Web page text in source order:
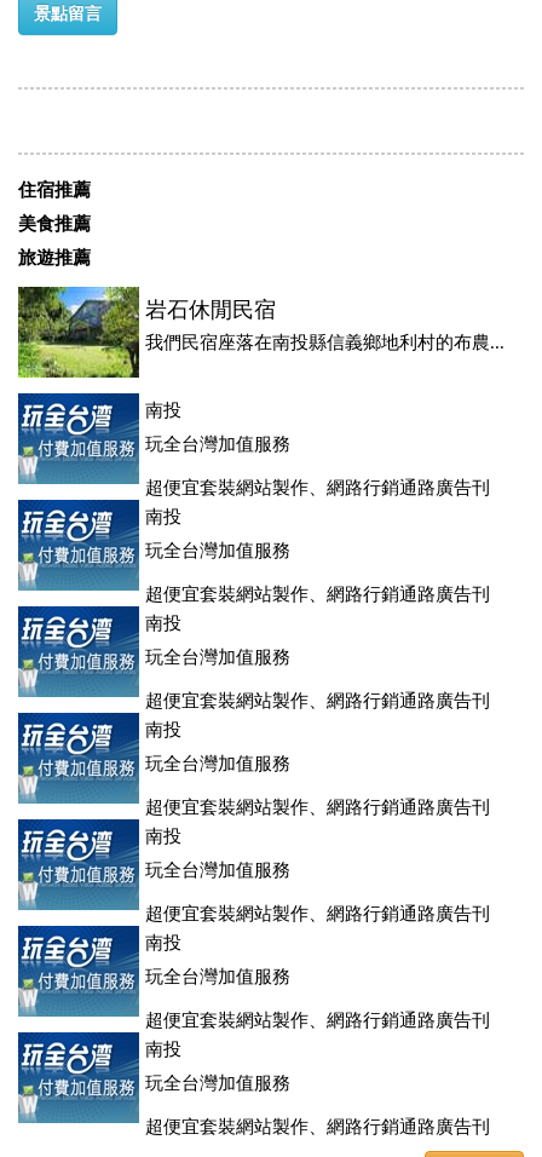
景點留言
住宿推薦
美食推薦
旅遊推薦
岩石休閒民宿
我們民宿座落在南投縣信義鄉地利村的布農...
南投
玩全台灣加值服務
超便宜套裝網站製作、網路行銷通路廣告刊
登、訂房系統、客房委託旅行社銷售，全面優惠中....
南投
玩全台灣加值服務
超便宜套裝網站製作、網路行銷通路廣告刊
登、訂房系統、客房委託旅行社銷售，全面優惠中....
南投
玩全台灣加值服務
超便宜套裝網站製作、網路行銷通路廣告刊
登、訂房系統、客房委託旅行社銷售，全面優惠中....
南投
玩全台灣加值服務
超便宜套裝網站製作、網路行銷通路廣告刊
登、訂房系統、客房委託旅行社銷售，全面優惠中....
南投
玩全台灣加值服務
超便宜套裝網站製作、網路行銷通路廣告刊
登、訂房系統、客房委託旅行社銷售，全面優惠中....
南投
玩全台灣加值服務
超便宜套裝網站製作、網路行銷通路廣告刊
登、訂房系統、客房委託旅行社銷售，全面優惠中....
南投
玩全台灣加值服務
超便宜套裝網站製作、網路行銷通路廣告刊